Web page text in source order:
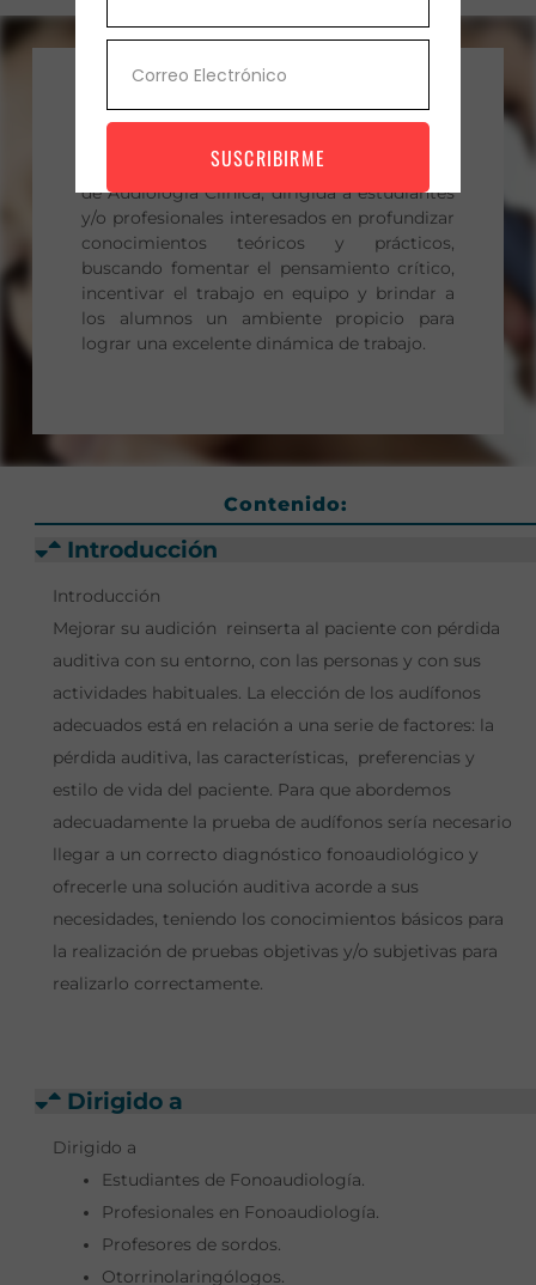
Objetivos Generales:
Realizar una capacitación integral en el área
de Audiología Clínica, dirigida a estudiantes
y/o profesionales interesados en profundizar
conocimientos teóricos y prácticos,
buscando fomentar el pensamiento crítico,
incentivar el trabajo en equipo y brindar a
los alumnos un ambiente propicio para
lograr una excelente dinámica de trabajo.
Contenido:
Introducción
Introducción
Mejorar su audición reinserta al paciente con pérdida
auditiva con su entorno, con las personas y con sus
actividades habituales. La elección de los audífonos
adecuados está en relación a una serie de factores: la
pérdida auditiva, las características, preferencias y
estilo de vida del paciente. Para que abordemos
adecuadamente la prueba de audífonos sería necesario
llegar a un correcto diagnóstico fonoaudiológico y
ofrecerle una solución auditiva acorde a sus
necesidades, teniendo los conocimientos básicos para
la realización de pruebas objetivas y/o subjetivas para
realizarlo correctamente.
Dirigido a
Dirigido a
Estudiantes de Fonoaudiología.
Profesionales en Fonoaudiología.
Profesores de sordos.
Otorrinolaringólogos.
SUSCRIBIRME